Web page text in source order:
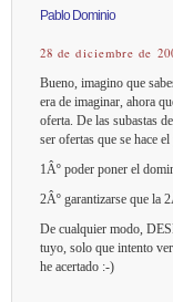
Pablo Dominio
28 de diciembre de
Bueno, imagino que
era de imaginar, ahora
oferta. De las subastas
ser ofertas que se hace
1Âº poder poner el
2Âº garantizarse que la
De cualquier modo,
tuyo, solo que intento
he acertado :-)